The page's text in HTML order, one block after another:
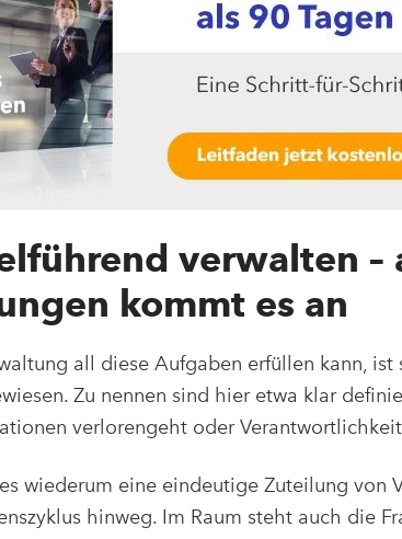
verwalten –
kommt es an
all diese Aufgaben erfüllen kann, ist
Zu nennen sind hier etwa klar
verlorengeht oder
wiederum eine eindeutige Zuteilung von
hinweg. Im Raum steht auch die